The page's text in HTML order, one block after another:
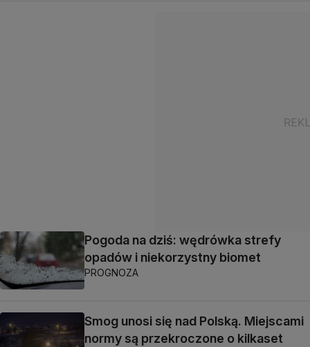
Pogoda na dziś: wędrówka strefy
opadów i niekorzystny biomet
PROGNOZA
Smog unosi się nad Polską. Miejscami
normy są przekroczone o kilkaset